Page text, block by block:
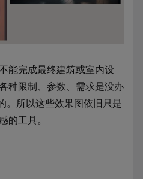
能完成最终建筑或室内设
种限制、参数、需求是没办
。所以这些效果图依旧只是
的工具。